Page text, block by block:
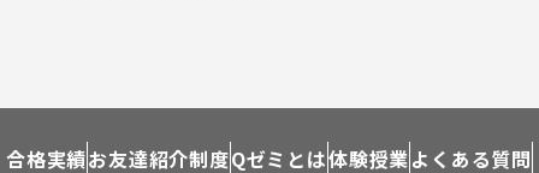
合格実績お友達紹介制度Qゼミとは体験授業よくある質問